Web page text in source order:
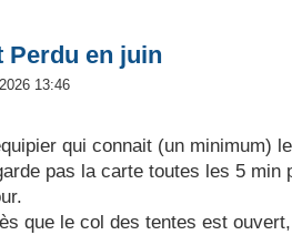
Perdu en juin
13:46
qui connait (un minimum)
pas la carte toutes les 5
que le col des tentes est